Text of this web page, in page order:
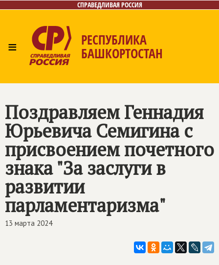
СПРАВЕДЛИВАЯ РОССИЯ
≡ РЕСПУБЛИКА
БАШКОРТОСТАН
Поиск
Поздравляем Геннадия
Юрьевича Семигина с
присвоением почетного
знака "За заслуги в
развитии
парламентаризма"
13 марта 2024